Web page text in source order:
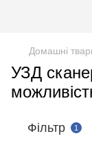
Домашні
УЗД
Фільтр 1